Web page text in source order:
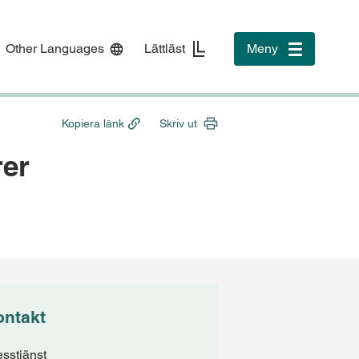
Other Languages Lättläst Meny
Toggle
navigation
Kopiera länk Skriv ut